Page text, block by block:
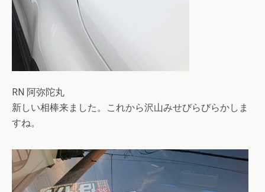
RN 阿弥陀丸
新しい相棒来ました。これから沢山みせびらびらかしま
すね。